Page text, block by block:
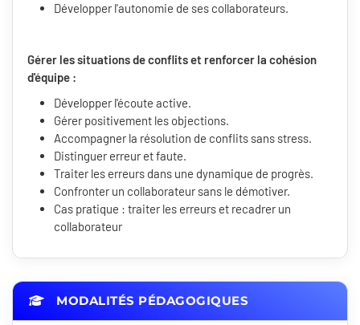
Développer l'autonomie de ses collaborateurs.
Gérer les situations de conflits et renforcer la cohésion
d'équipe :
Développer l'écoute active.
Gérer positivement les objections.
Accompagner la résolution de conflits sans stress.
Distinguer erreur et faute.
Traiter les erreurs dans une dynamique de progrès.
Confronter un collaborateur sans le démotiver.
Cas pratique : traiter les erreurs et recadrer un
collaborateur
MODALITÉS PÉDAGOGIQUES